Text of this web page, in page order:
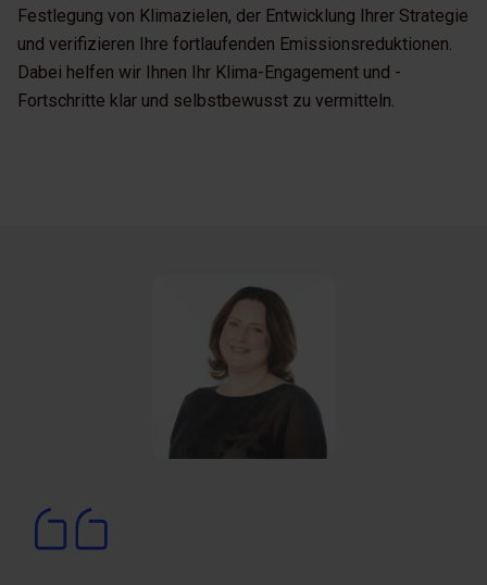
Festlegung von Klimazielen, der Entwicklung Ihrer Strategie
und verifizieren Ihre fortlaufenden Emissionsreduktionen.
Dabei helfen wir Ihnen Ihr Klima-Engagement und -
Fortschritte klar und selbstbewusst zu vermitteln.